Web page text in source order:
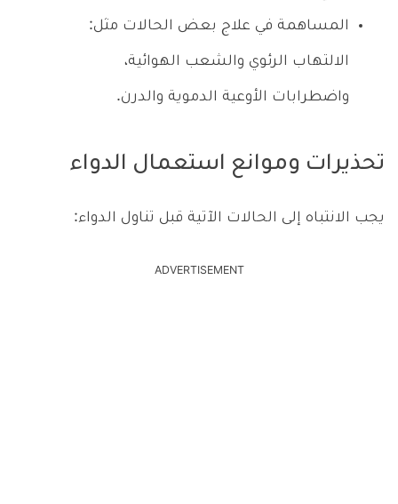
المساهمة في علاج بعض الحالات مثل:
الالتهاب الرئوي والشعب الهوائية،
واضطرابات الأوعية الدموية والدرن.
تحذيرات وموانع استعمال الدواء
يجب الانتباه إلى الحالات الآتية قبل تناول الدواء:
ADVERTISEMENT